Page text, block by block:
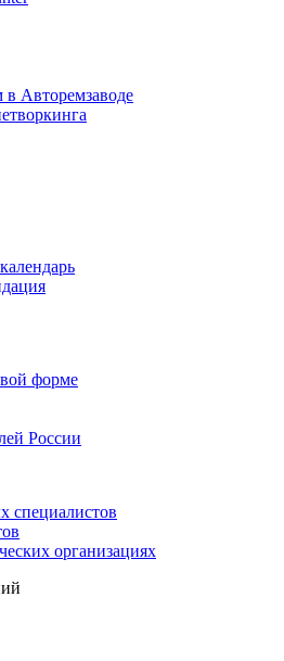
Авторемзаводе
форме
России
специалистов
организациях